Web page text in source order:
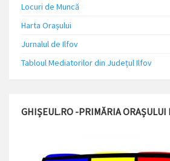
Locuri de Muncă
Harta Orașului
Jurnalul de Ilfov
Tabloul Mediatorilor din Județul Ilfov
GHIȘEUL.RO -PRIMĂRIA ORAȘULUI